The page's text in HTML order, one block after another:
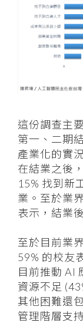
這份調查主
第一、二期
產業化的實
在結業之後
15% 找到新
業。至於業
表示，結業
至於目前業
59% 的校友
目前推動 AI
資源不足
其他困難還
管理階層支